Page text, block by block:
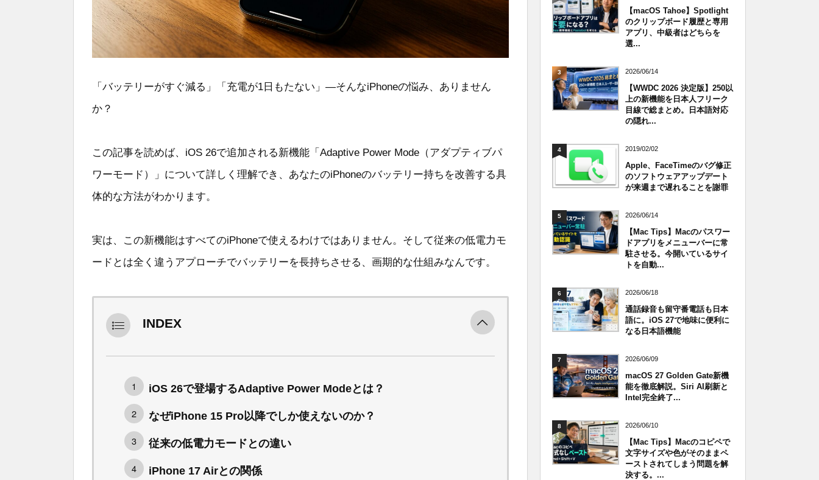
「バッテリーがすぐ減る」「充電が1日もたない」—そんなiPhoneの悩み、ありません
か？
この記事を読めば、iOS 26で追加される新機能「Adaptive Power Mode（アダプティブパ
ワーモード）」について詳しく理解でき、あなたのiPhoneのバッテリー持ちを改善する具
体的な方法がわかります。
実は、この新機能はすべてのiPhoneで使えるわけではありません。そして従来の低電力モ
ードとは全く違うアプローチでバッテリーを長持ちさせる、画期的な仕組みなんです。
INDEX
iOS 26で登場するAdaptive Power Modeとは？
なぜiPhone 15 Pro以降でしか使えないのか？
従来の低電力モードとの違い
iPhone 17 Airとの関係
【macOS Tahoe】Spotlight
のクリップボード履歴と専用
アプリ、中級者はどちらを
選...
3 2026/06/14
【WWDC 2026 決定版】250以
上の新機能を日本人フリーク
目線で総まとめ。日本語対応
の隠れ...
4 2019/02/02
Apple、FaceTimeのバグ修正
のソフトウェアアップデート
が来週まで遅れることを謝罪
5 2026/06/14
【Mac Tips】Macのパスワー
ドアプリをメニューバーに常
駐させる。今開いているサイ
トを自動...
6 2026/06/18
通話録音も留守番電話も日本
語に。iOS 27で地味に便利に
なる日本語機能
7 2026/06/09
macOS 27 Golden Gate新機
能を徹底解説。Siri AI刷新と
Intel完全終了...
8 2026/06/10
【Mac Tips】Macのコピペで
文字サイズや色がそのままペ
ーストされてしまう問題を解
決する。...